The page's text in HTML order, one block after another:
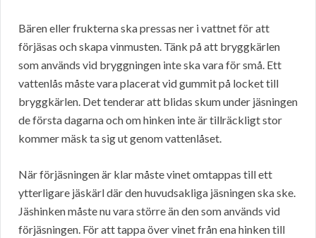
Bären eller frukterna ska pressas ner i vattnet för att
förjäsas och skapa vinmusten. Tänk på att bryggkärlen
som används vid bryggningen inte ska vara för små. Ett
vattenlås måste vara placerat vid gummit på locket till
bryggkärlen. Det tenderar att blidas skum under jäsningen
de första dagarna och om hinken inte är tillräckligt stor
kommer mäsk ta sig ut genom vattenlåset.
När förjäsningen är klar måste vinet omtappas till ett
ytterligare jäskärl där den huvudsakliga jäsningen ska ske.
Jäshinken måste nu vara större än den som används vid
förjäsningen. För att tappa över vinet från ena hinken till